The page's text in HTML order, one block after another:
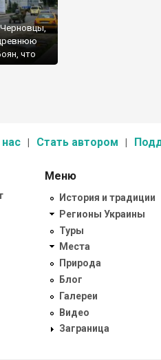
Черновцы,
что
Стать автором
Меню
История и традиции
Регионы Украины
Туры
Места
Природа
Блог
Галереи
Видео
Заграница